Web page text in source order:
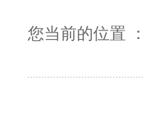
您当前的位置 ：